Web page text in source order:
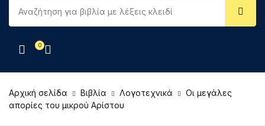
0
Αρχική σελίδα Βιβλία Λογοτεχνικά
Οι μεγάλες
απορίες του μικρού Αρίστου